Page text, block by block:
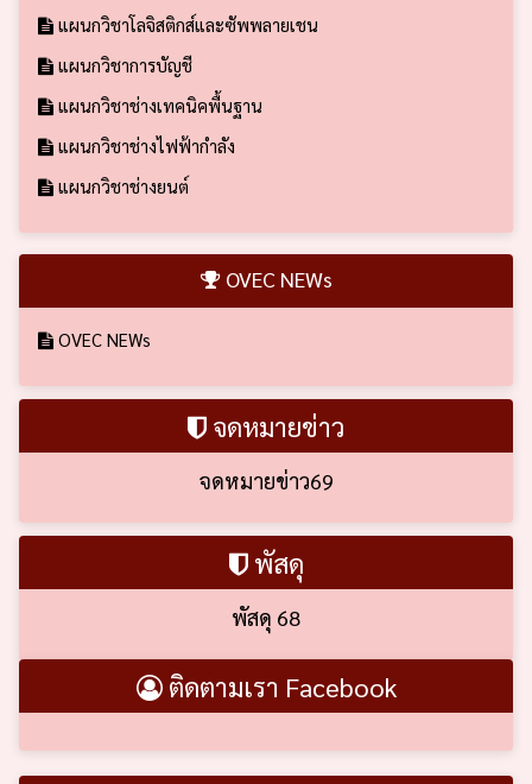
แผนกวิชาโลจิสติกส์และซัพพลายเชน
แผนกวิชาการบัญชี
แผนกวิชาช่างเทคนิคพื้นฐาน
แผนกวิชาช่างไฟฟ้ากำลัง
แผนกวิชาช่างยนต์
OVEC NEWs
OVEC NEWs
จดหมายข่าว
จดหมายข่าว69
พัสดุ
พัสดุ 68
ติดตามเรา Facebook